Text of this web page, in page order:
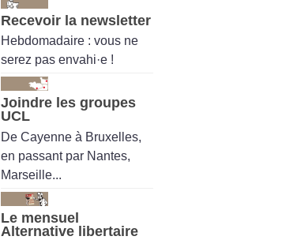
Recevoir la newsletter
Hebdomadaire : vous ne
serez pas envahi·e !
Joindre les groupes
UCL
De Cayenne à Bruxelles,
en passant par Nantes,
Marseille...
Le mensuel
Alternative libertaire